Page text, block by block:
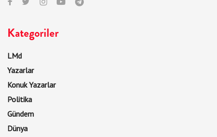
Kategoriler
LMd
Yazarlar
Konuk Yazarlar
Politika
Gündem
Dünya